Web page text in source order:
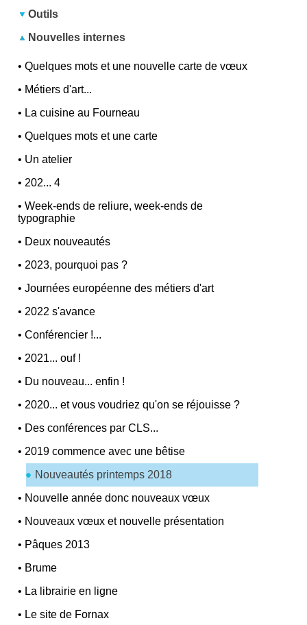
Outils
Nouvelles internes
•Quelques mots et une nouvelle carte de vœux
• Métiers d'art...
• La cuisine au Fourneau
•Quelques mots et une carte
• Un atelier
• 202... 4
•Week-ends de reliure, week-ends de
typographie
• Deux nouveautés
• 2023, pourquoi pas ?
•Journées européenne des métiers d'art
• 2022 s'avance
•Conférencier !...
• 2021... ouf !
• Du nouveau... enfin !
• 2020... et vous voudriez qu'on se réjouisse ?
• Des conférences par CLS...
• 2019 commence avec une bêtise
Nouveautés printemps 2018
• Nouvelle année donc nouveaux vœux
• Nouveaux vœux et nouvelle présentation
• Pâques 2013
• Brume
• La librairie en ligne
• Le site de Fornax